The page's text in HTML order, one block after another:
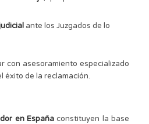
ante los Juzgados de lo
con asesoramiento especializado
éxito de la reclamación.
en Españaconstituyen la base